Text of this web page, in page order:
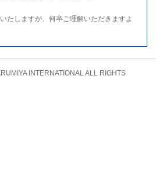
たしますが、何卒ご理解いただきますよ